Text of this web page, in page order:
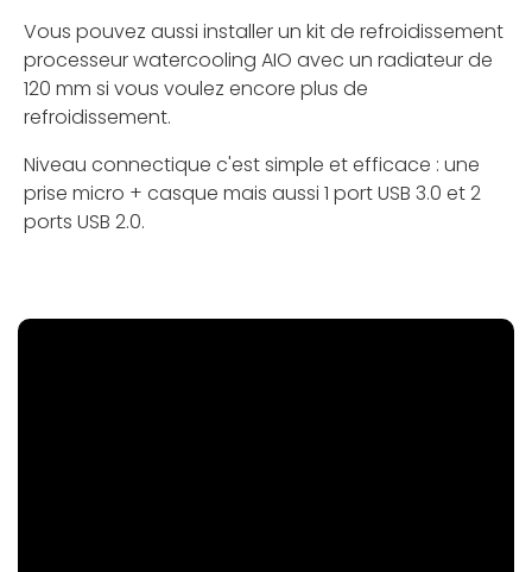
Vous pouvez aussi installer un kit de refroidissement
processeur watercooling AIO avec un radiateur de
120 mm si vous voulez encore plus de
refroidissement.
Niveau connectique c'est simple et efficace : une
prise micro + casque mais aussi 1 port USB 3.0 et 2
ports USB 2.0.